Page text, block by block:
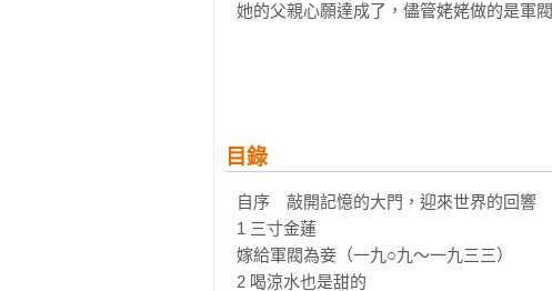
她的父親心願達成了，儘管姥姥做的是軍
儀。德鴻的父親在她兩歲時過世，隨著姥
心的終生伴侶——作者張戎的父親。
女兒張戎出生於一九五二年，父親守愚和
覺到接二連三的政治運動帶來的緊張氣氛
的浩劫，沒有人能逃得掉……在這樣的環境
路來嗎？
目錄
自序　敲開記憶的大門，迎來世界的回響
1 三寸金蓮
嫁給軍閥為妾（一九○九～一九三三）
2 喝涼水也是甜的